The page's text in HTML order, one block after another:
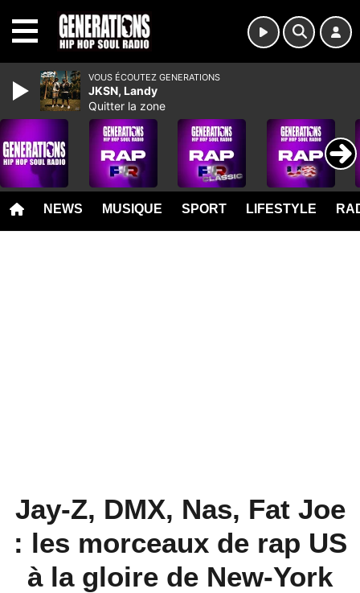
NEWS MUSIQUE SPORT LIFESTYLE
Jay-Z, DMX, Nas, Fat Joe
: les morceaux de rap US
à la gloire de New-York
VOUS ÉCOUTEZ GENERATIONS
JKSN, Landy
Quitter la zone